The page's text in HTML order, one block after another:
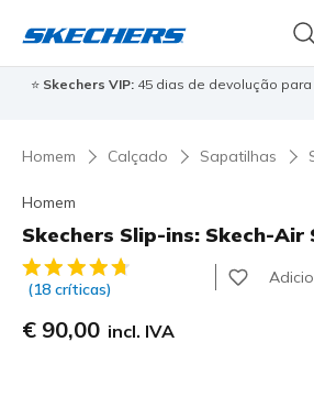
⭐ Skechers VIP:45 dias de devolução para
Homem Calçado Sapatilhas
Homem
Skechers Slip-ins: Skech-Air
5 de 5 – Classificação do cliente
(18 críticas)
€ 90,00 incl. IVA